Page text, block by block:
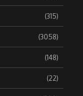
(315)
(3058)
(148)
(22)